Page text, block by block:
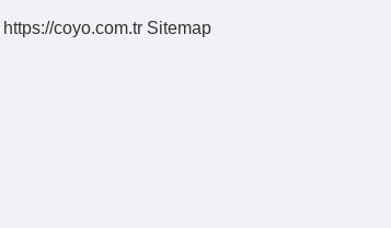
https://coyo.com.tr Sitemap